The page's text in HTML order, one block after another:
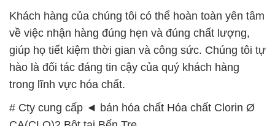
Khách hàng của chúng tôi có thể hoàn toàn yên tâm
về việc nhận hàng đúng hẹn và đúng chất lượng,
giúp họ tiết kiệm thời gian và công sức. Chúng tôi tự
hào là đối tác đáng tin cậy của quý khách hàng
trong lĩnh vực hóa chất.
# Cty cung cấp ◄ bán hóa chất Hóa chất Clorin Ø